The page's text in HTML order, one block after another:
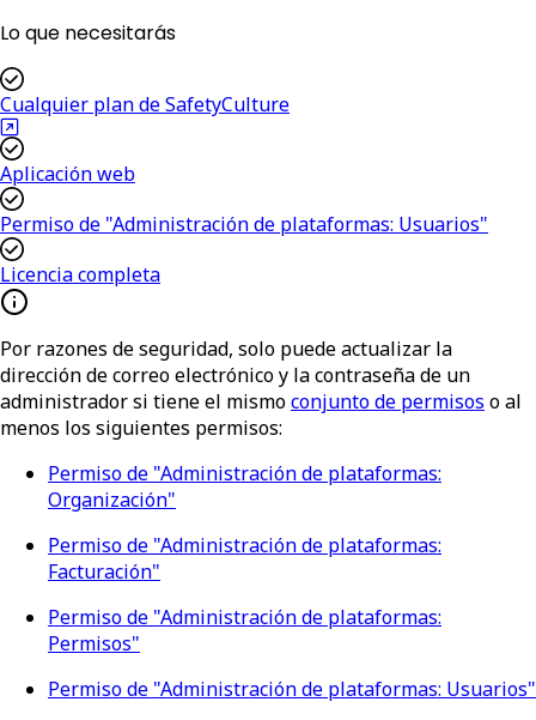
Lo que necesitarás
Cualquier plan de SafetyCulture
Aplicación web
Permiso de "Administración de plataformas: Usuarios"
Licencia completa
Por razones de seguridad, solo puede actualizar la
dirección de correo electrónico y la contraseña de un
administrador si tiene el mismoconjunto de permisos o al
menos los siguientes permisos:
Permiso de "Administración de plataformas:
Organización"
Permiso de "Administración de plataformas:
Facturación"
Permiso de "Administración de plataformas:
Permisos"
Permiso de "Administración de plataformas: Usuarios"